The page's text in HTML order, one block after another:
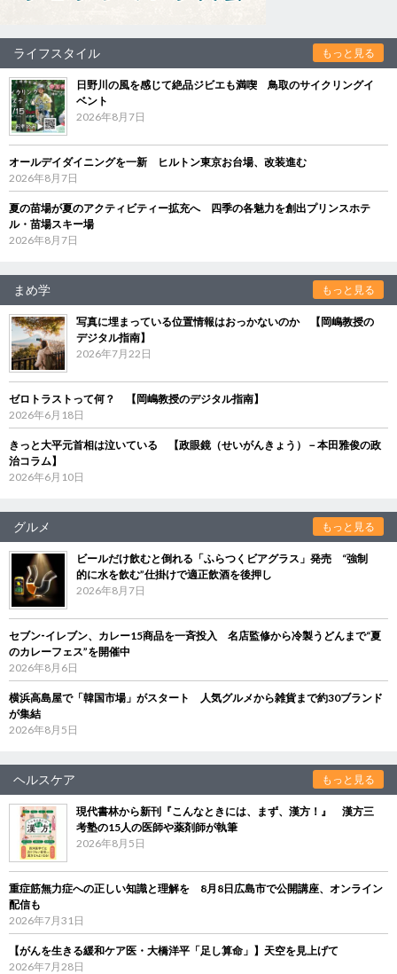
ライフスタイル もっと見る
日野川の風を感じて絶品ジビエも満喫 鳥取のサイクリングイ
ベント
2026年8月7日
オールデイダイニングを一新 ヒルトン東京お台場、改装進む
2026年8月7日
夏の苗場が夏のアクティビティー拡充へ 四季の各魅力を創出プリンスホテ
ル・苗場スキー場
2026年8月7日
まめ学 もっと見る
写真に埋まっている位置情報はおっかないのか 【岡嶋教授の
デジタル指南】
2026年7月22日
ゼロトラストって何？ 【岡嶋教授のデジタル指南】
2026年6月18日
きっと大平元首相は泣いている 【政眼鏡（せいがんきょう）－本田雅俊の政
治コラム】
2026年6月10日
グルメ もっと見る
ビールだけ飲むと倒れる「ふらつくビアグラス」発売 “強制
的に水を飲む”仕掛けで適正飲酒を後押し
2026年8月7日
セブン‐イレブン、カレー15商品を一斉投入 名店監修から冷製うどんまで“夏
のカレーフェス”を開催中
2026年8月6日
横浜高島屋で「韓国市場」がスタート 人気グルメから雑貨まで約30ブランド
が集結
2026年8月5日
ヘルスケア もっと見る
現代書林から新刊『こんなときには、まず、漢方！』 漢方三
考塾の15人の医師や薬剤師が執筆
2026年8月5日
重症筋無力症への正しい知識と理解を 8月8日広島市で公開講座、オンライン
配信も
2026年7月31日
【がんを生きる緩和ケア医・大橋洋平「足し算命」】天空を見上げて
2026年7月28日